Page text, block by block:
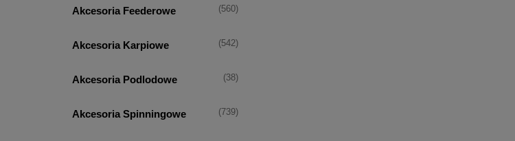
Akcesoria Feederowe (560)
Akcesoria Karpiowe (542)
Akcesoria Podlodowe (38)
Akcesoria Spinningowe (739)